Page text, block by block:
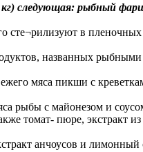
кг) следующая: рыбный
сте¬рилизуют в пленочных
названных
мяса пикши с
рыбы с майонезом и
томат- пюре, экстракт
анчоусов и лимонный